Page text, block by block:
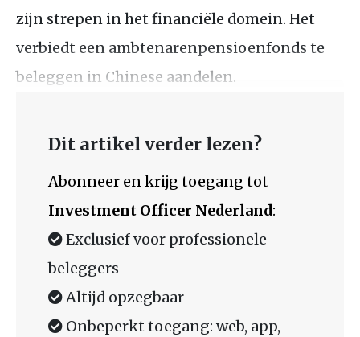
zijn strepen in het financiële domein. Het
verbiedt een ambtenarenpensioenfonds te
beleggen in Chinese aandelen.
Dit artikel verder lezen?
Abonneer en krijg toegang tot
Investment Officer Nederland:
Exclusief voor professionele
beleggers
Altijd opzegbaar
Onbeperkt toegang: web, app,